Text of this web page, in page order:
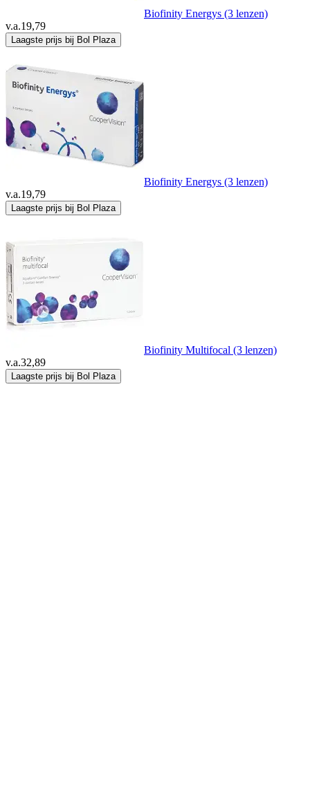
Biofinity Energys (3 lenzen)
v.a.19,79
Laagste prijs bij Bol Plaza
Biofinity Energys (3 lenzen)
v.a.19,79
Laagste prijs bij Bol Plaza
Biofinity Multifocal (3 lenzen)
v.a.32,89
Laagste prijs bij Bol Plaza